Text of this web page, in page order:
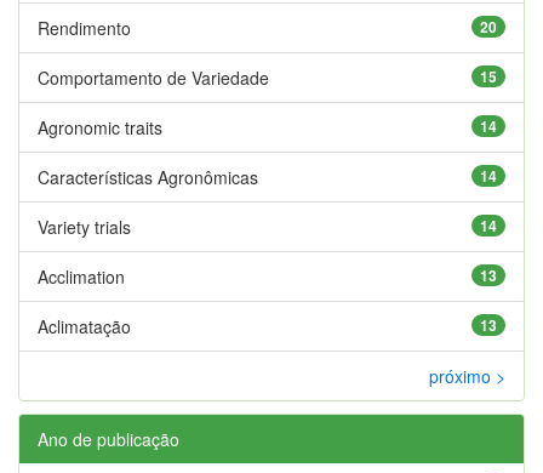
20
Rendimento
15
Comportamento de Variedade
14
Agronomic traits
14
Características Agronômicas
14
Variety trials
13
Acclimation
13
Aclimatação
próximo >
Ano de publicação